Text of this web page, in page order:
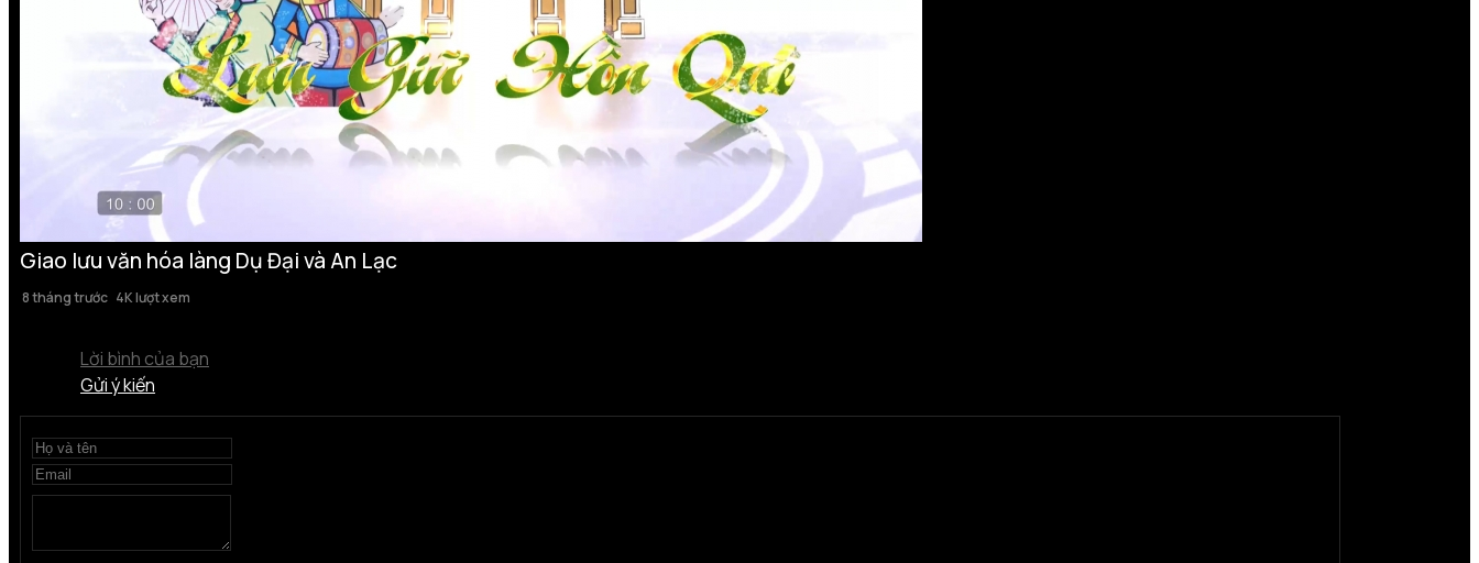
Giao lưu văn hóa làng Dụ Đại và An Lạc
8 tháng trước 4K lượt xem
Lời bình của bạn
Gửi ý kiến